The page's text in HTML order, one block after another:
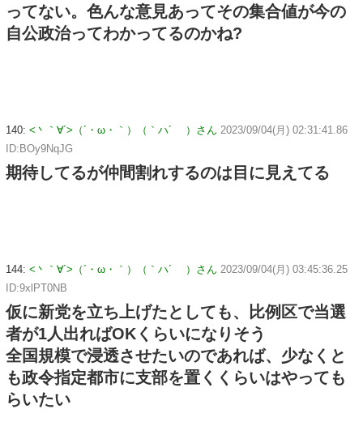
ってない。色んな意見あってその集合値が今の
自公政治ってわかってるのかね?
140: <丶｀∀´>（´・ω・｀）（｀ハ´ ）さん 2023/09/04(月) 02:31:41.86
ID:BOy9NqJG
期待してるが仲間割れするのは目に見えてる
144: <丶｀∀´>（´・ω・｀）（｀ハ´ ）さん 2023/09/04(月) 03:45:36.25
ID:9xlPT0NB
仮に新党を立ち上げたとしても、比例区で当選
者が1人出ればOKくらいになりそう
全国規模で浸透させたいのであれば、少なくと
も政令指定都市に支部を置くくらいはやっても
らいたい